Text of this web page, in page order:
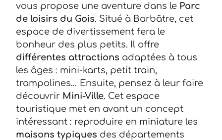
vous propose une aventure dans le Parc
de loisirs du Gois. Situé à Barbâtre, cet
espace de divertissement fera le
bonheur des plus petits. Il offre
différentes attractions adaptées à tous
les âges : mini-karts, petit train,
trampolines… Ensuite, pensez à leur faire
découvrir Mini-Ville. Cet espace
touristique met en avant un concept
intéressant : reproduire en miniature les
maisons typiques des départements